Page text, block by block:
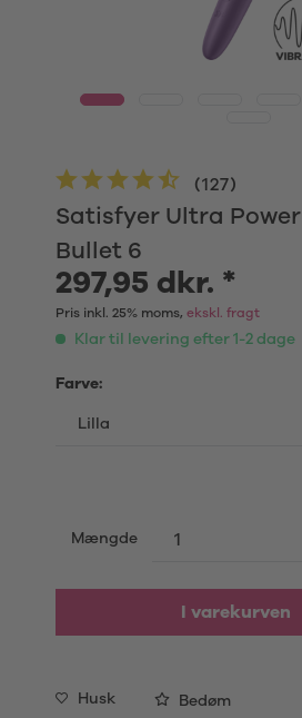
Satisfyer Ultra Power
Bullet 6
(127)
297,95 dkr. *
Pris inkl. 25% moms, ekskl. fragt
Klar til levering efter 1-2 dage
Farve:
Mængde
I varekurven
Husk Bedøm